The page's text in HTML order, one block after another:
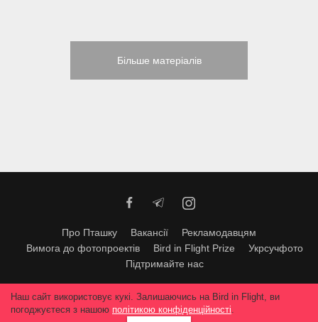
Більше матеріалів
Про Пташку Вакансії
Рекламодавцям
Вимога до фотопроектів
Bird in Flight Prize
Укрсучфото
Підтримайте нас
Будь-яке використання матеріалів допускається тільки за згодою
редакції © 2026, Bird In Flight.
Наш сайт використовує кукі. Залишаючись на Bird in Flight, ви
погоджуєтеся з нашою політикою конфіденційності.